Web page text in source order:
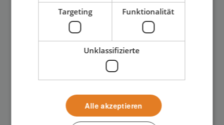
Die Testergebnisse des Technologischen Instituts
zeigen, dass imprägnierte Fichte für senkrechte
Fassadenverkleidungen von Superwood in einem
gemäßigten Klima wie Dänemark mindestens 30
Jahre hält, wenn das Holz keinen Bodenkontakt hat.
Die angegebene Lebensdauer ist nur ein Richtwert,
da auch die Konstruktion, die Pflege und die
klimatischen Bedingungen einen Einfluss darauf
gleicher Belastung eine Lebensdauer von 5-10
Targeting Funktionalität
Unklassifizierte
Alle akzeptieren